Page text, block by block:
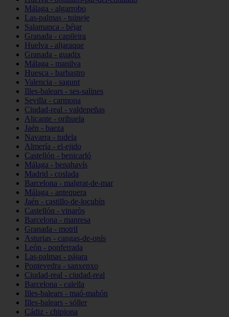
Málaga - algarrobo
Las-palmas - tuineje
Salamanca - béjar
Granada - capileira
Huelva - aljaraque
Granada - guadix
Málaga - manilva
Huesca - barbastro
Valencia - sagunt
Illes-balears - ses-salines
Sevilla - carmona
Ciudad-real - valdepeñas
Alicante - orihuela
Jaén - baeza
Navarra - tudela
Almería - el-ejido
Castellón - benicarló
Málaga - benahavís
Madrid - coslada
Barcelona - malgrat-de-mar
Málaga - antequera
Jaén - castillo-de-locubín
Castellón - vinaròs
Barcelona - manresa
Granada - motril
Asturias - cangas-de-onís
León - ponferrada
Las-palmas - pájara
Pontevedra - sanxenxo
Ciudad-real - ciudad-real
Barcelona - calella
Illes-balears - maó-mahón
Illes-balears - sóller
Cádiz - chipiona